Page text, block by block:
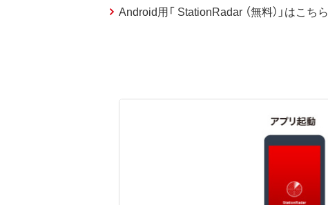
Android用「 StationRadar （無料）」はこちら